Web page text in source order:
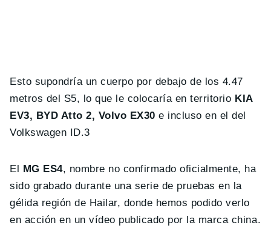
Esto supondría un cuerpo por debajo de los 4.47
metros del S5, lo que le colocaría en territorio KIA
EV3, BYD Atto 2, Volvo EX30 e incluso en el del
Volkswagen ID.3
El MG ES4, nombre no confirmado oficialmente, ha
sido grabado durante una serie de pruebas en la
gélida región de Hailar, donde hemos podido verlo
en acción en un vídeo publicado por la marca china.